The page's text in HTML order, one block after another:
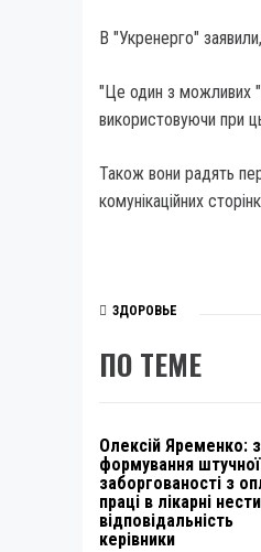
В "Укренерго"
"Це один з можливих
використовуючи при
Також вони радять
комунікаційних
ЗДОРОВЬЕ
ПО ТЕМЕ
Олексій Яременко:
формування штучної
заборгованості з
праці в лікарні
відповідальність
керівники